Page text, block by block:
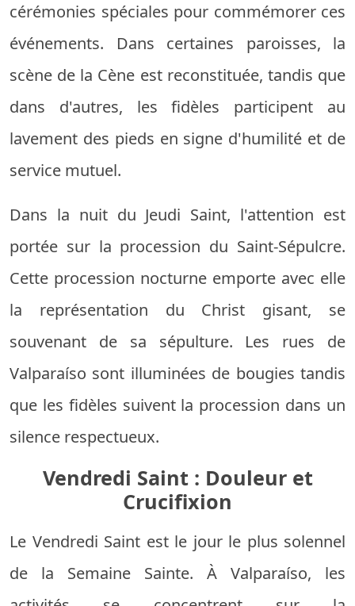
cérémonies spéciales pour commémorer ces
événements. Dans certaines paroisses, la
scène de la Cène est reconstituée, tandis que
dans d'autres, les fidèles participent au
lavement des pieds en signe d'humilité et de
service mutuel.
Dans la nuit du Jeudi Saint, l'attention est
portée sur la procession du Saint-Sépulcre.
Cette procession nocturne emporte avec elle
la représentation du Christ gisant, se
souvenant de sa sépulture. Les rues de
Valparaíso sont illuminées de bougies tandis
que les fidèles suivent la procession dans un
silence respectueux.
Vendredi Saint : Douleur et
Crucifixion
Le Vendredi Saint est le jour le plus solennel
de la Semaine Sainte. À Valparaíso, les